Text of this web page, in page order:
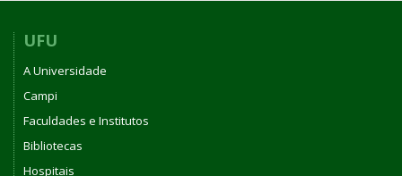
UFU
A Universidade
Campi
Faculdades e Institutos
Bibliotecas
Hospitais